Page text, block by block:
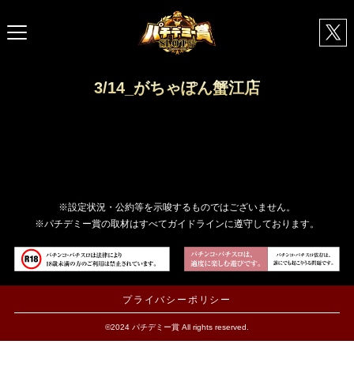
3/14_がちゃぽん蟹江店
※設定状況・公約等を示唆するものではございません。
※パチデミー賞の取材はすべてガイドラインに遵守しております。
プライバシーポリシー
©2024 パチデミー賞 All rights reserved.